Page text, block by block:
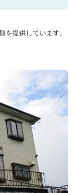
提供しています。